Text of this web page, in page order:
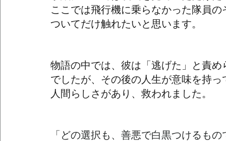
ここでは飛行機に乗らなかった隊員
ついてだけ触れたいと思います。
物語の中では、彼は「逃げた」と責め
でしたが、その後の人生が意味を持っ
人間らしさがあり、救われました。
「どの選択も、善悪で白黒つけるも